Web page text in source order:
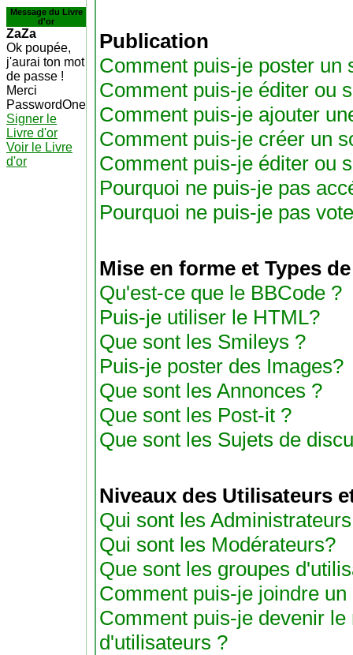
Message du Livre
d'or
ZaZa
Ok poupée,
j'aurai ton mot
de passe !
Merci
PasswordOne
Signer le
Livre d'or
Voir le Livre
d'or
Publication
Comment puis-je poster un
Comment puis-je éditer ou
Comment puis-je ajouter
Comment puis-je créer un
Comment puis-je éditer ou
Pourquoi ne puis-je pas
Pourquoi ne puis-je pas
Mise en forme et Types
Qu'est-ce que le BBCode ?
Puis-je utiliser le HTML?
Que sont les Smileys ?
Puis-je poster des Images?
Que sont les Annonces ?
Que sont les Post-it ?
Que sont les Sujets de
Niveaux des Utilisateurs
Qui sont les
Qui sont les Modérateurs?
Que sont les groupes
Comment puis-je joindre
Comment puis-je devenir
d'utilisateurs ?